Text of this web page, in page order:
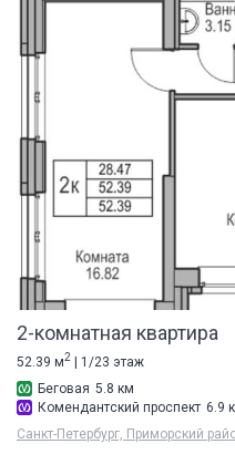
2-комнатная квартира
52.39 м2
| 1/23 этаж
Беговая 5.8 км
Комендантский проспект 6.9
Санкт-Петербург, Приморский